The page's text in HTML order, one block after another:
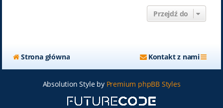
Przejdź do
Strona główna Kontakt z nami
Absolution Style by Premium phpBB Styles